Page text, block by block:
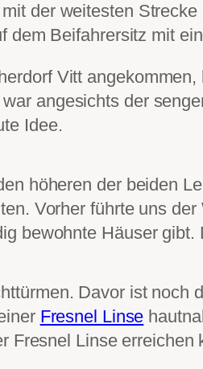
der weitesten
Beifahrersitz mit
Vitt
angesichts der
Idee.
höheren der beiden
Vorher führte uns
bewohnte Häuser
Davor ist noch
Fresnel Linse
Fresnel Linse erreichen